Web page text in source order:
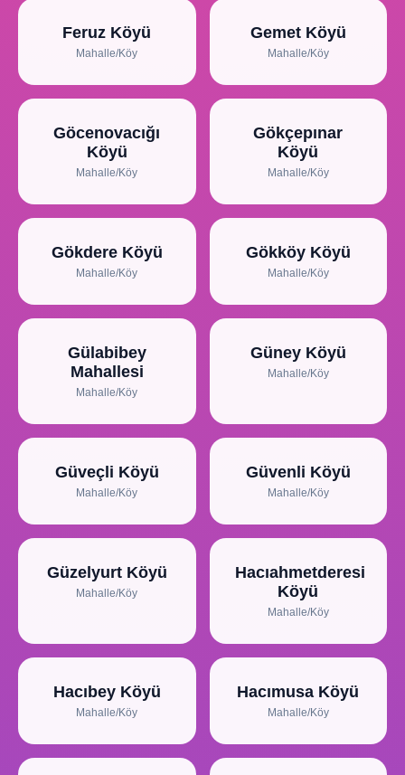
Feruz Köyü
Mahalle/Köy
Gemet Köyü
Mahalle/Köy
Göcenovacığı
Köyü
Mahalle/Köy
Gökçepınar
Köyü
Mahalle/Köy
Gökdere Köyü
Mahalle/Köy
Gökköy Köyü
Mahalle/Köy
Gülabibey
Mahallesi
Mahalle/Köy
Güney Köyü
Mahalle/Köy
Güveçli Köyü
Mahalle/Köy
Güvenli Köyü
Mahalle/Köy
Güzelyurt Köyü
Mahalle/Köy
Hacıahmetderesi
Köyü
Mahalle/Köy
Hacıbey Köyü
Mahalle/Köy
Hacımusa Köyü
Mahalle/Köy